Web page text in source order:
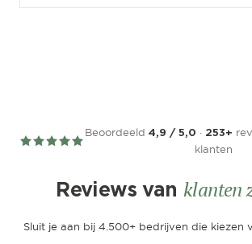
Beoordeeld 4,9 / 5,0 · 253+
klanten
Reviews van klanten
Sluit je aan bij 4.500+ bedrijven die kiezen